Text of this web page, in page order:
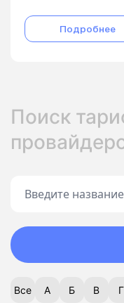
Подробнее
Поиск
Все А Б В Г